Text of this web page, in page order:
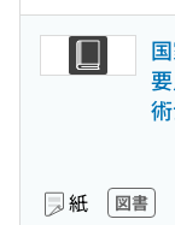
紙 図書